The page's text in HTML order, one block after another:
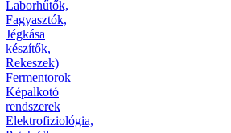
Laborhűtők,
Fagyasztók,
Jégkása
készítők,
Rekeszek)
Fermentorok
Képalkotó
rendszerek
Elektrofiziológia,